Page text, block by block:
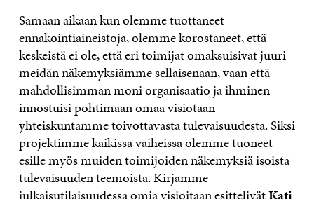
Samaan aikaan kun olemme tuottaneet
ennakointiaineistoja, olemme korostaneet, että
keskeistä ei ole, että eri toimijat omaksuisivat juuri
meidän näkemyksiämme sellaisenaan, vaan että
mahdollisimman moni organisaatio ja ihminen
innostuisi pohtimaan omaa visiotaan
yhteiskuntamme toivottavasta tulevaisuudesta. Siksi
projektimme kaikissa vaiheissa olemme tuoneet
esille myös muiden toimijoiden näkemyksiä isoista
tulevaisuuden teemoista. Kirjamme